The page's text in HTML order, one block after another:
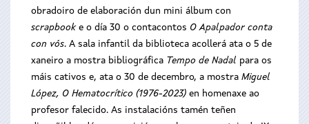
obradoiro de elaboración dun mini álbum con
scrapbooke o día 30 o contacontos O Apalpador conta
con vós. A sala infantil da biblioteca acollerá ata o 5 de
xaneiro a mostra bibliográfica Tempo de Nadal para os
máis cativos e, ata o 30 de decembro, a mostra Miguel
López, O Hematocrítico (1976-2023) en homenaxe ao
profesor falecido. As instalacións tamén teñen